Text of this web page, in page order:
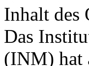
Inhalt des
Das
(INM) hat